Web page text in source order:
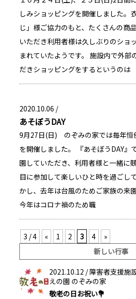
しみショッピングを開催しました。
じ」様ご協力のもと、たくさんの商
いただき利用者様は久しぶりのショ
まれていたようです。 施設内で外部
だきショッピングをするというのは
2020.10.06 /
あそぼうDAY
9月27日(日) のぞみの家では毎年恒
を開催しました。 『あそぼうDAY』
園していただき、利用者様と一緒に
目に参加して楽しいひと時を過ごし
かし、去年は台風のためご家族の来
今年はコロナ禍のため職
3 / 4 « 1 2 3 4
»
新しい行事
2021.10.12 /障害者支援施
えの園 のぞみの家
敬老の日お祝い💐